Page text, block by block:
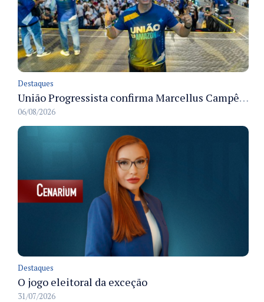
Destaques
União Progressista confirma Marcellus Campêlo como candidato a deputado estadual
06/08/2026
Destaques
O jogo eleitoral da exceção
31/07/2026